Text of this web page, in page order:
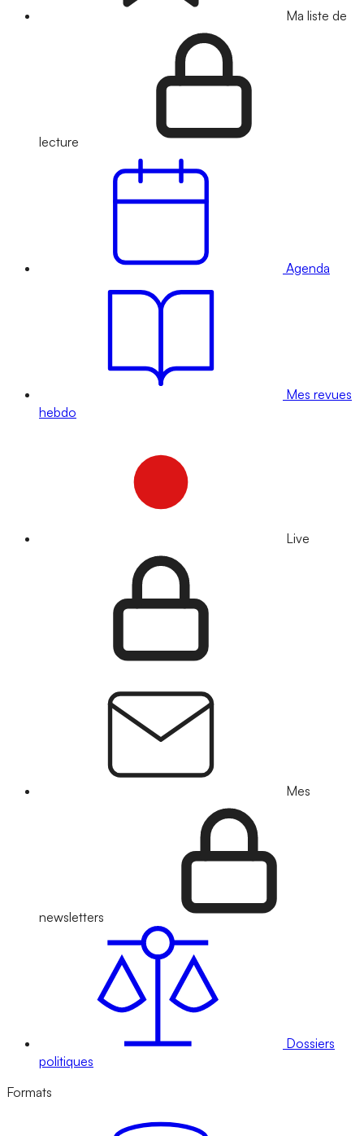
Ma liste de
lecture
Agenda
Mes revues
hebdo
Live
Mes
newsletters
Dossiers
politiques
Formats